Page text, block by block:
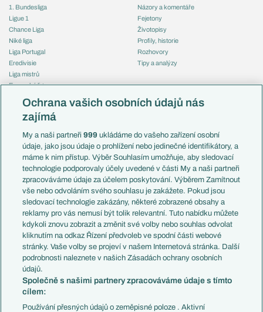
1. Bundesliga
Ligue 1
Chance Liga
Niké liga
Liga Portugal
Eredivisie
Liga mistrů
Evropská liga
Mistrovství světa
Liga národů
Témata
Představení týmů MS
EuroSkauting
PL v kostce
Evropské koeficienty
Přestupy
Přestupové spekulace
Zranění
Kluby
Arsenal FC
Chelsea FC
Manchester United
AC Milán
Juventus FC
Názory a komentáře
Fejetony
Životopisy
Profily, historie
Rozhovory
Tipy a analýzy
Česko
Francie
Itálie
Německo
Španělsko
Argentina
Brazílie
Přestupy
Zápasy
Livescore
Tipovací soutěž
Ochrana vašich osobních údajů nás
zajímá
My a naši partneři999 ukládáme do vašeho zařízení osobní
údaje, jako jsou údaje o prohlížení nebo jedinečné identifikátory, a
máme k nim přístup. Výběr Souhlasím umožňuje, aby sledovací
technologie podporovaly účely uvedené v části My a naši partneři
zpracováváme údaje za účelem poskytování. Výběrem Zamítnout
vše nebo odvoláním svého souhlasu je zakážete. Pokud jsou
sledovací technologie zakázány, některé zobrazené obsahy a
reklamy pro vás nemusí být tolik relevantní. Tuto nabídku můžete
kdykoli znovu zobrazit a změnit své volby nebo souhlas odvolat
kliknutím na odkaz Řízení předvoleb ve spodní části webové
stránky. Vaše volby se projeví v našem Internetová stránka. Další
podrobnosti naleznete v našich Zásadách ochrany osobních
údajů.
Společně s našimi partnery zpracováváme údaje s tímto
cílem:
Používání přesných údajů o zeměpisné poloze . Aktivní